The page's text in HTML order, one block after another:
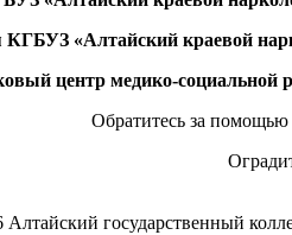
КГБУЗ «Алтайский краевой
центр медико-социальной
Обратитесь за
государственный